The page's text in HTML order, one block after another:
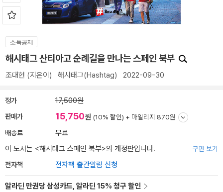
소득공제
해시태그 산티아고 순례길을 만나는 스페인 북부
조대현 (지은이) 해시태그(Hashtag) 2022-09-30
정가 17,500원
판매가 15,750원 (10% 할인) + 마일리지 870원
배송료
무료
이 도서는 <해시태그 스페인 북부>의 개정판입니다. 구판 보기
전자책 전자책 출간알림 신청
알라딘 만권당 삼성카드, 알라딘 15% 청구 할인